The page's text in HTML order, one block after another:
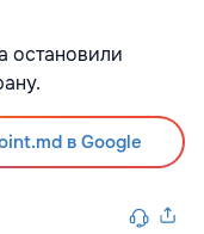
остановили
в Google